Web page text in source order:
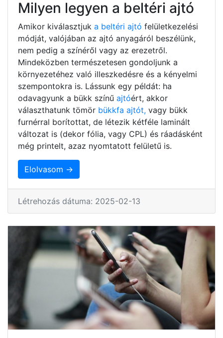
Milyen legyen a beltéri ajtó
Amikor kiválasztjuk a beltéri ajtó felületkezelési
módját, valójában az ajtó anyagáról beszélünk,
nem pedig a színéről vagy az erezetről.
Mindeközben természetesen gondoljunk a
környezetéhez való illeszkedésre és a kényelmi
szempontokra is. Lássunk egy példát: ha
odavagyunk a bükk színű ajtóért, akkor
választhatunk tömör bükkfa ajtót, vagy bükk
furnérral borítottat, de létezik kétféle laminált
változat is (dekor fólia, vagy CPL) és ráadásként
még printelt, azaz nyomtatott felületű is.
Elolvasom →
Létrehozás dátuma: 2025-02-13